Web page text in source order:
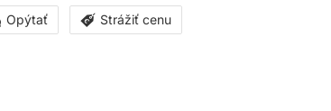
Opýtať Strážiť cenu